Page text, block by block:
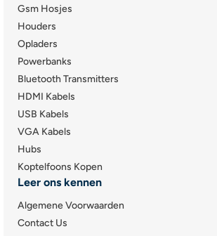
Gsm Hosjes
Houders
Opladers
Powerbanks
Bluetooth Transmitters
HDMI Kabels
USB Kabels
VGA Kabels
Hubs
Koptelfoons Kopen
Leer ons kennen
Algemene Voorwaarden
Contact Us